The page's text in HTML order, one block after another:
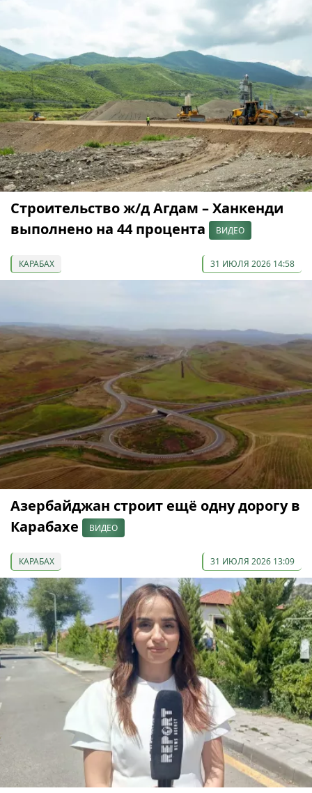
Строительство ж/д Агдам – Ханкенди
выполнено на 44 процента
ВИДЕО
КАРАБАХ 31 ИЮЛЯ 2026 14:58
Азербайджан строит ещё одну дорогу в
Карабахе
ВИДЕО
КАРАБАХ 31 ИЮЛЯ 2026 13:09